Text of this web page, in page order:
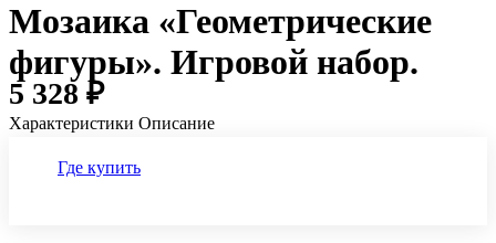
Мозаика «Геометрические
фигуры». Игровой набор.
5 328 ₽
Характеристики Описание
Где купить